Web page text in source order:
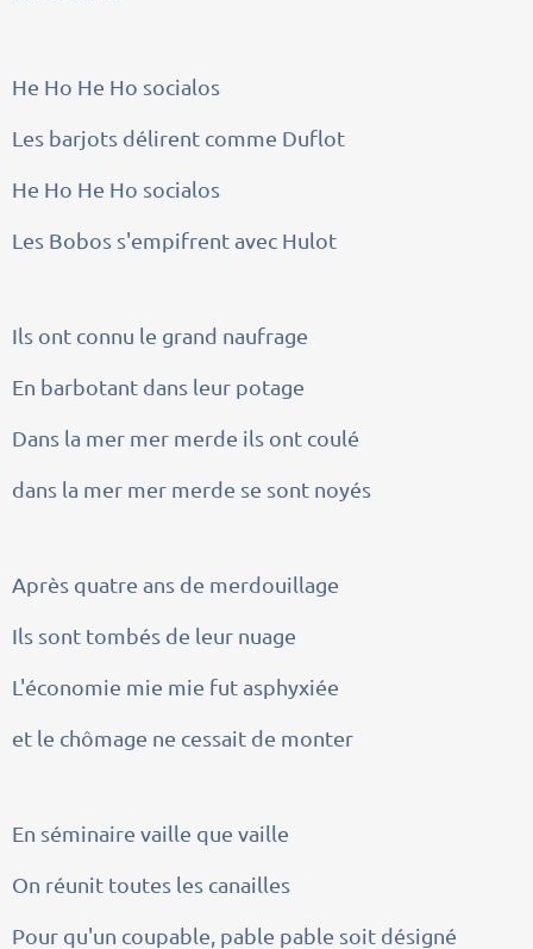
He Ho He Ho socialos
Les barjots délirent comme Duflot
He Ho He Ho socialos
Les Bobos s'empifrent avec Hulot
Ils ont connu le grand naufrage
En barbotant dans leur potage
Dans la mer mer merde ils ont coulé
dans la mer mer merde se sont noyés
Après quatre ans de merdouillage
Ils sont tombés de leur nuage
L'économie mie mie fut asphyxiée
et le chômage ne cessait de monter
En séminaire vaille que vaille
On réunit toutes les canailles
Pour qu'un coupable, pable pable soit désigné